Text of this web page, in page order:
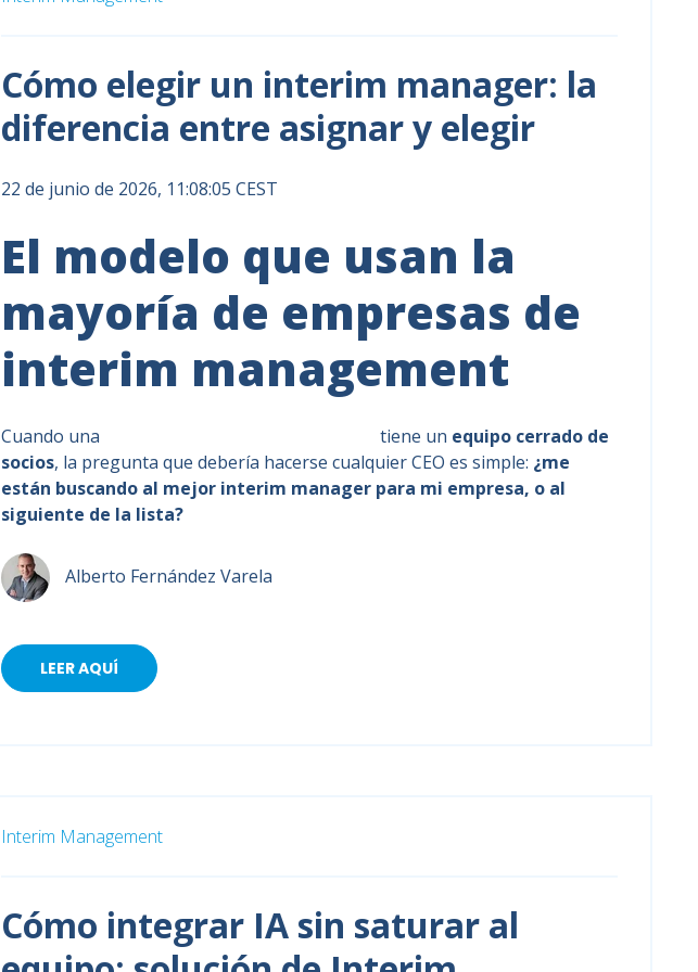
Cómo elegir un interim manager: la
diferencia entre asignar y elegir
22 de junio de 2026, 11:08:05 CEST
El modelo que usan la
mayoría de empresas de
interim management
Cuando una tiene un equipo cerrado de
socios, la pregunta que debería hacerse cualquier CEO es simple: ¿me
están buscando al mejor interim manager para mi empresa, o al
siguiente de la lista?
Alberto Fernández Varela
LEER AQUÍ
Interim Management
Cómo integrar IA sin saturar al